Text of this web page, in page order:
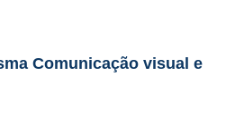
Comunicação visual e